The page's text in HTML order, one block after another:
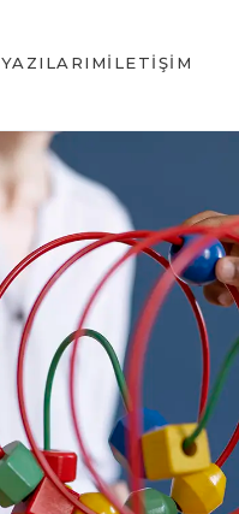
YAZILARIMİLETIŞIM